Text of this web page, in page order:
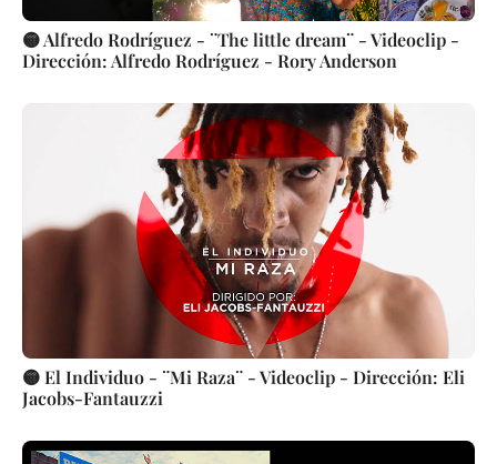
🟡 Alfredo Rodríguez - ¨The little dream¨ - Videoclip -
Dirección: Alfredo Rodríguez - Rory Anderson
🟡 El Individuo - ¨Mi Raza¨ - Videoclip - Dirección: Eli
Jacobs-Fantauzzi